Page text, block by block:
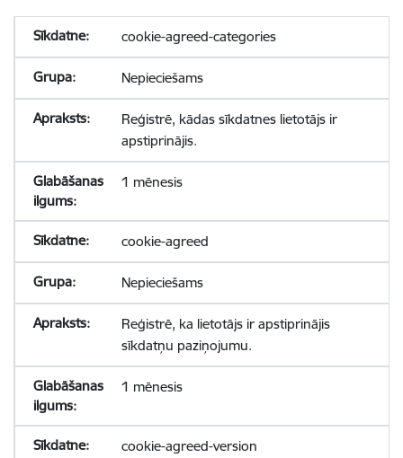
cookie-agreed-categories
Nepieciešams
Reģistrē, kādas sīkdatnes lietotājs ir
apstiprinājis.
1 mēnesis
cookie-agreed
Nepieciešams
Reģistrē, ka lietotājs ir apstiprinājis
sīkdatņu paziņojumu.
1 mēnesis
cookie-agreed-version